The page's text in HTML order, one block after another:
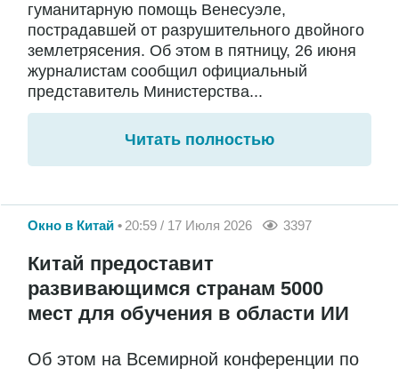
гуманитарную помощь Венесуэле,
пострадавшей от разрушительного двойного
землетрясения. Об этом в пятницу, 26 июня
журналистам сообщил официальный
представитель Министерства...
Читать полностью
Окно в Китай 20:59 / 17 Июля 2026 3397
Китай предоставит
развивающимся странам 5000
мест для обучения в области ИИ
Об этом на Всемирной конференции по